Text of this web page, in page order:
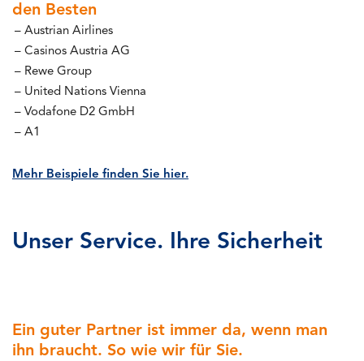
den Besten
Austrian Airlines
Casinos Austria AG
Rewe Group
United Nations Vienna
Vodafone D2 GmbH
A1
Mehr Beispiele finden Sie hier.
Unser Service. Ihre Sicherheit
Ein guter Partner ist immer da, wenn man
ihn braucht. So wie wir für Sie.